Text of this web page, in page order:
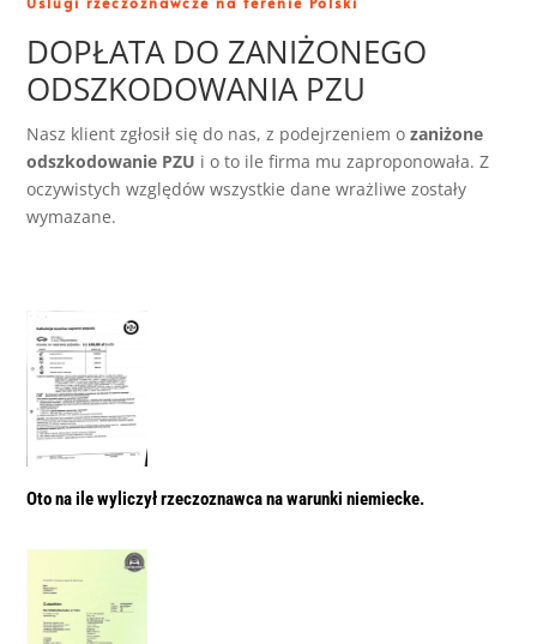
DOPŁATA DO ZANIŻONEGO
ODSZKODOWANIA PZU
Nasz klient zgłosił się do nas, z podejrzeniem o zaniżone
odszkodowanie PZU i o to ile firma mu zaproponowała. Z
oczywistych względów wszystkie dane wrażliwe zostały
wymazane.
Oto na ile wyliczył rzeczoznawca na warunki niemiecke.